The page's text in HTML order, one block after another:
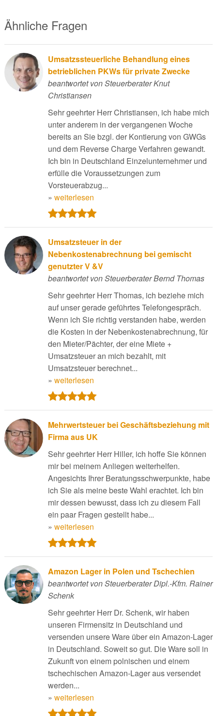
Ähnliche Fragen
Umsatzssteuerliche Behandlung eines
betrieblichen PKWs für private Zwecke
beantwortet von Steuerberater Knut
Christiansen
Sehr geehrter Herr Christiansen, ich habe mich
unter anderem in der vergangenen Woche
bereits an Sie bzgl. der Kontierung von GWGs
und dem Reverse Charge Verfahren gewandt.
Ich bin in Deutschland Einzelunternehmer und
erfülle die Voraussetzungen zum
Vorsteuerabzug...
» weiterlesen
Umsatzsteuer in der
Nebenkostenabrechnung bei gemischt
genutzter V &V
beantwortet von Steuerberater Bernd Thomas
Sehr geehrter Herr Thomas, ich beziehe mich
auf unser gerade geführtes Telefongespräch.
Wenn ich Sie richtig verstanden habe, werden
die Kosten in der Nebenkostenabrechnung, für
den Mieter/Pächter, der eine Miete +
Umsatzsteuer an mich bezahlt, mit
Umsatzsteuer berechnet...
» weiterlesen
Mehrwertsteuer bei Geschäftsbeziehung mit
Firma aus UK
Sehr geehrter Herr Hiller, ich hoffe Sie können
mir bei meinem Anliegen weiterhelfen.
Angesichts Ihrer Beratungsschwerpunkte, habe
ich Sie als meine beste Wahl erachtet. Ich bin
mir dessen bewusst, dass ich zu diesem Fall
ein paar Fragen gestellt habe...
» weiterlesen
Amazon Lager in Polen und Tschechien
beantwortet von Steuerberater Dipl.-Kfm. Rainer
Schenk
Sehr geehrter Herr Dr. Schenk, wir haben
unseren Firmensitz in Deutschland und
versenden unsere Ware über ein Amazon-Lager
in Deutschland. Soweit so gut. Die Ware soll in
Zukunft von einem polnischen und einem
tschechischen Amazon-Lager aus versendet
werden...
» weiterlesen